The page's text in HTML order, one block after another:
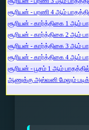
சூரியன் - பரணி 4 ஆம்
சூரியன் - கார்த்திகை 1 ஆம்
சூரியன் - கார்த்திகை 2 ஆம்
சூரியன் - கார்த்திகை 3 ஆம்
சூரியன் - கார்த்திகை 4 ஆம்
சூரியன் - பூசம் 1 ஆம்
ஆணுக்கு அஸ்வனி மேலும்